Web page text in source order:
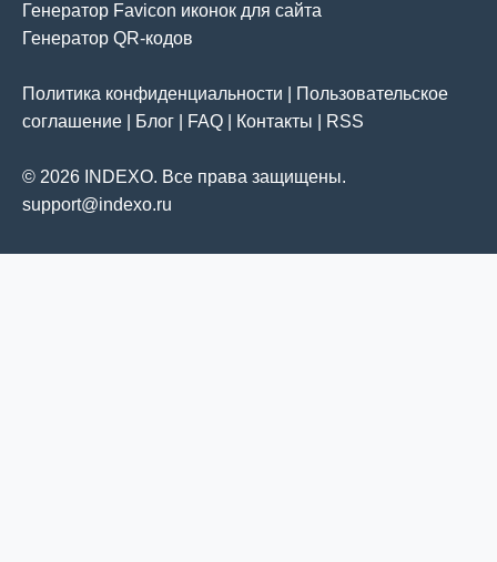
Генератор Favicon иконок для сайта
Генератор QR-кодов
Политика конфиденциальности
Пользовательское
соглашение
Блог FAQ Контакты RSS
© 2026 INDEXO. Все права защищены.
support@indexo.ru